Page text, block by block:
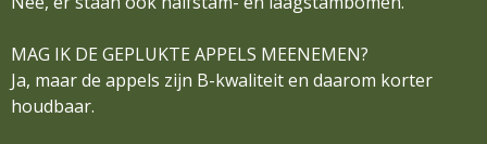
MAG IK DE GEPLUKTE APPELS MEENEMEN?
Ja, maar de appels zijn B-kwaliteit en daarom korter
houdbaar.